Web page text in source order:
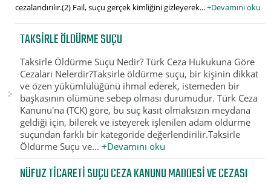
cezalandırılır.(2) Fail, suçu gerçek kimliğini gizleyerek...+Devamını oku
TAKSIRLE ÖLDÜRME SUÇU
Taksirle Öldürme Suçu Nedir? Türk Ceza Hukukuna Göre
Cezaları Nelerdir?Taksirle öldürme suçu, bir kişinin dikkat
ve özen yükümlülüğünü ihmal ederek, istemeden bir
başkasının ölümüne sebep olması durumudur. Türk Ceza
Kanunu'na (TCK) göre, bu suç kasıt olmaksızın meydana
geldiği için, bilerek ve isteyerek işlenilen adam öldürme
suçundan farklı bir kategoride değerlendirilir.Taksirle
Öldürme Suçu ve...+Devamını oku
NÜFUZ TICARETI SUÇU CEZA KANUNU MADDESI VE CEZASI